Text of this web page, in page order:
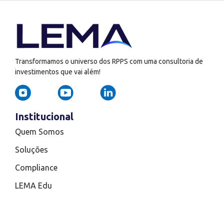
Transformamos o universo dos RPPS com uma consultoria de
investimentos que vai além!
Institucional
Quem Somos
Soluções
Compliance
LEMA Edu